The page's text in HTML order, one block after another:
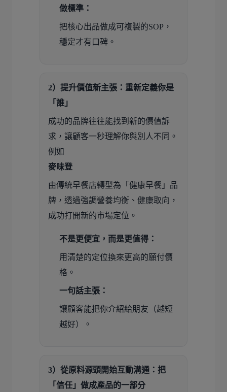
做標準：
把核心出品做成可複製的SOP，
穩定才有口碑。
2）提升價值新主張：重新定義你是
「誰」
成功的品牌往往能找到新的價值訴
求，讓顧客一秒理解你與別人不同。
例如
麥味登
由傳統早餐店轉型為「健康早餐」品
牌，透過強調營養均衡、健康取向，
成功打開新的市場定位。
不是更便宜，而是更值得：
用清楚的定位換來更高的願付價
格。
一句話主張：
讓顧客能把你介紹給朋友（越短
越好）。
3）從原料源頭開始互動溝通：把
「信任」做成產品的一部分